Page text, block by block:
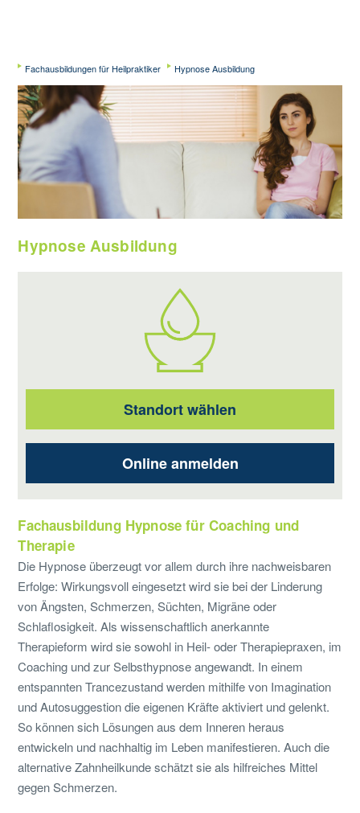
Fachausbildungen für Heilpraktiker Hypnose Ausbildung
Hypnose Ausbildung
Standort wählen
Online anmelden
Fachausbildung Hypnose für Coaching und
Therapie
Die Hypnose überzeugt vor allem durch ihre nachweisbaren
Erfolge: Wirkungsvoll eingesetzt wird sie bei der Linderung
von Ängsten, Schmerzen, Süchten, Migräne oder
Schlaflosigkeit. Als wissenschaftlich anerkannte
Therapieform wird sie sowohl in Heil- oder Therapiepraxen, im
Coaching und zur Selbsthypnose angewandt. In einem
entspannten Trancezustand werden mithilfe von Imagination
und Autosuggestion die eigenen Kräfte aktiviert und gelenkt.
So können sich Lösungen aus dem Inneren heraus
entwickeln und nachhaltig im Leben manifestieren. Auch die
alternative Zahnheilkunde schätzt sie als hilfreiches Mittel
gegen Schmerzen.